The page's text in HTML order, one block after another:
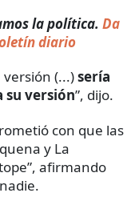
la política. Da
diario
(...)sería
su versión”, dijo.
con que las
y La
afirmando